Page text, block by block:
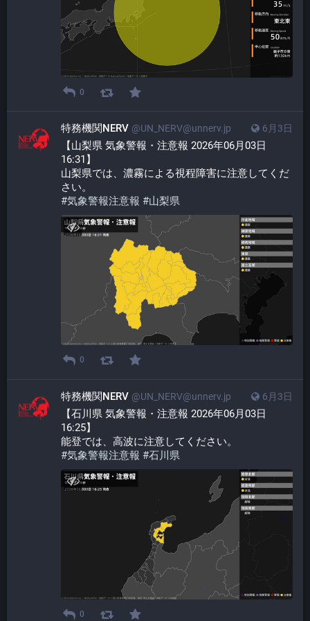
0
6月3日
特務機関NERV @UN_NERV@unnerv.jp
【山梨県 気象警報・注意報 2026年06月03日
16:31】
山梨県では、濃霧による視程障害に注意してくだ
さい。
#気象警報注意報 #山梨県
0
6月3日
特務機関NERV @UN_NERV@unnerv.jp
【石川県 気象警報・注意報 2026年06月03日
16:25】
能登では、高波に注意してください。
#気象警報注意報 #石川県
0